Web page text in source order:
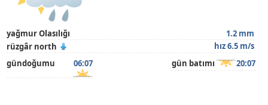
yağmur Olasılığı
1.2 mm
rüzgâr north
hız 6.5 m/s
gündoğumu
06:07 gün batımı 20:07